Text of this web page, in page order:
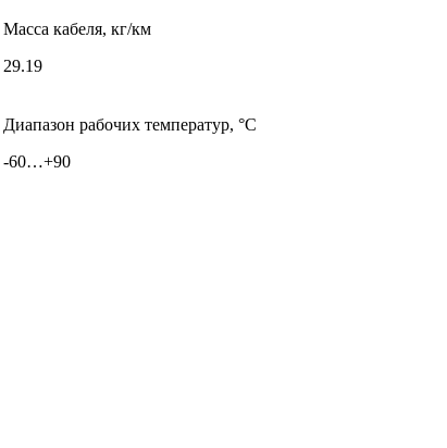
Масса кабеля, кг/км
29.19
Диапазон рабочих температур, °С
-60…+90